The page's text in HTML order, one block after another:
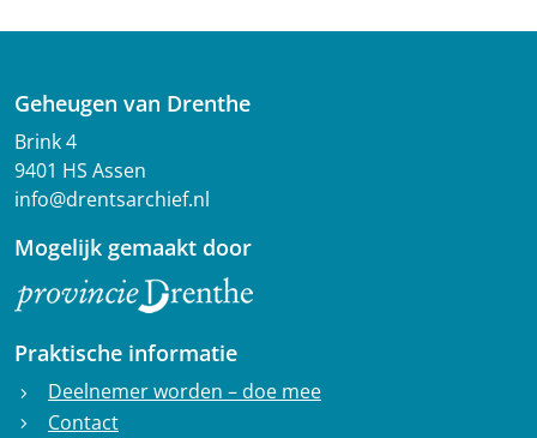
Geheugen van Drenthe
Brink 4
9401 HS Assen
info@drentsarchief.nl
Mogelijk gemaakt door
Praktische informatie
chevron_right Deelnemer worden – doe mee
chevron_right Contact